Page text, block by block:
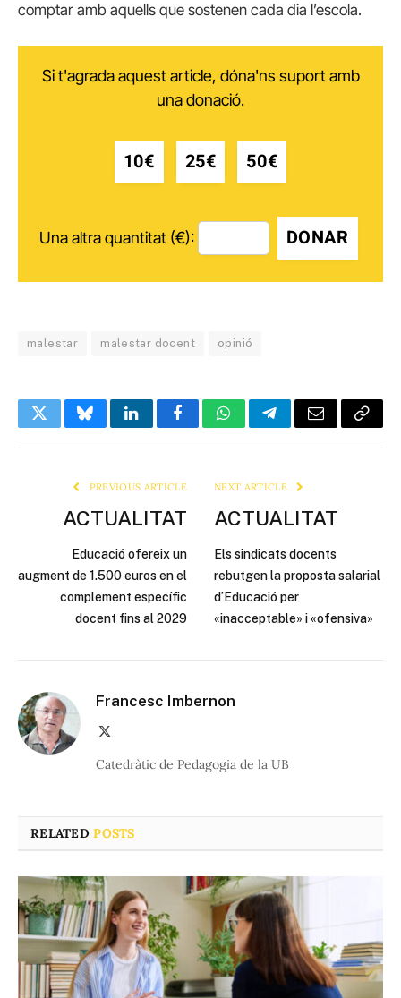
comptar amb aquells que sostenen cada dia l’escola.
Si t'agrada aquest article, dóna'ns suport amb
una donació.
10€ 25€ 50€
Una altra quantitat (€): DONAR
malestar malestar docent opinió
TwitterBlueskyLinkedInFacebookWhatsAppTelegramEmail Copy
PREVIOUS ARTICLE
ACTUALITAT
Educació ofereix un
augment de 1.500 euros en el
complement específic
docent fins al 2029
NEXT ARTICLE
ACTUALITAT
Els sindicats docents
rebutgen la proposta salarial
d’Educació per
«inacceptable» i «ofensiva»
Francesc Imbernon
Catedràtic de Pedagogia de la UB
RELATEDPOSTS